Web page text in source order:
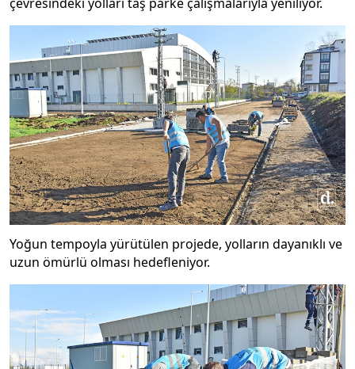
çevresindeki yolları taş parke çalışmalarıyla yeniliyor.
Yoğun tempoyla yürütülen projede, yolların dayanıklı ve
uzun ömürlü olması hedefleniyor.